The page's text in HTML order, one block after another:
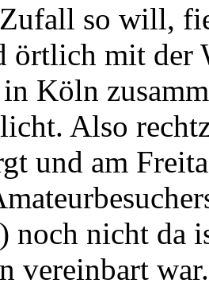
so will,
örtlich mit der
Köln
Also
und am
noch nicht da
vereinbart war.